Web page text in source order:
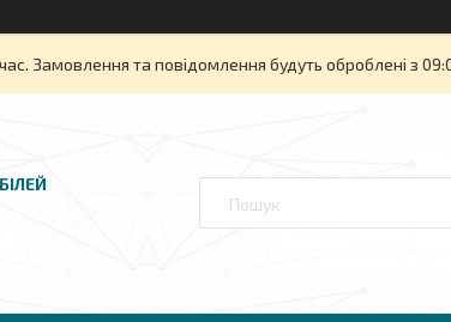
Замовлення та повідомлення будуть оброблені з